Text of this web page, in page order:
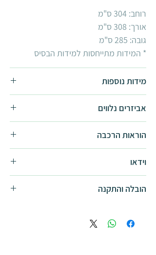
רוחב: 304 ס"מ
אורך: 308 ס"מ
גובה: 285 ס"מ
* המידות מתייחסות למידות הבסיס
מידות נוספות
3x4.5
אביזרים נלווים
זוג מדפי פלסטיק
קיט הצללה
קיט עיגון
קיט הדלייה
הוראות הרכבה
וידאו
הובלה והתקנה
למשטח מפולס העשוי בטון / מרצפות / דק